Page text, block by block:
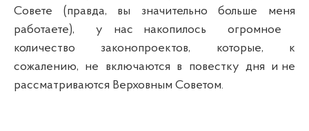
Совете (правда, вы значительно больше меня
работаете), у нас накопилось огромное
количество законопроектов, которые, к
сожалению, не включаются в повестку дня и не
рассматриваются Верховным Советом.